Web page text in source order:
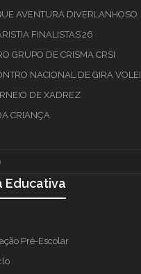
AVENTURA DIVERLANHOSO
FINALISTAS’26
GRUPO DE CRISMA CRSI
NACIONAL DE GIRA VOLEI
DE XADREZ
CRIANÇA
Educativa
Pré-Escolar